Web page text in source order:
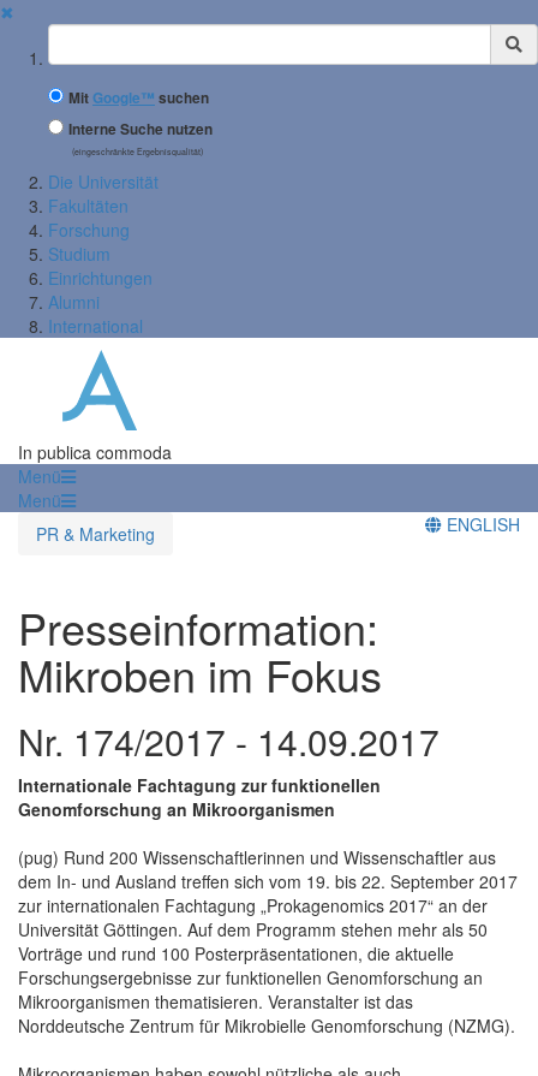
✖
Suchbegriff
MitGoogle™ suchen
Interne Suche nutzen
(eingeschränkte Ergebnisqualität)
Die Universität
Fakultäten
Forschung
Studium
Einrichtungen
Alumni
International
In publica commoda
Menü
Menü
PR & Marketing
ENGLISH
Presseinformation:
Mikroben im Fokus
Nr. 174/2017 - 14.09.2017
Internationale Fachtagung zur funktionellen
Genomforschung an Mikroorganismen
(pug) Rund 200 Wissenschaftlerinnen und Wissenschaftler aus
dem In- und Ausland treffen sich vom 19. bis 22. September 2017
zur internationalen Fachtagung „Prokagenomics 2017“ an der
Universität Göttingen. Auf dem Programm stehen mehr als 50
Vorträge und rund 100 Posterpräsentationen, die aktuelle
Forschungsergebnisse zur funktionellen Genomforschung an
Mikroorganismen thematisieren. Veranstalter ist das
Norddeutsche Zentrum für Mikrobielle Genomforschung (NZMG).